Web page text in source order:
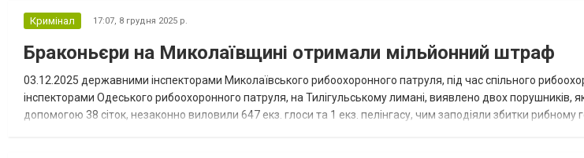
Кримінал 17:07, 8 грудня 2025 р.
Браконьєри на Миколаївщині отримали мільйонний штраф
03.12.2025 державними інспекторами Миколаївського рибоохоронного патруля, під час спільного
інспекторами Одеського рибоохоронного патруля, на Тилігульському лимані, виявлено двох порушників,
допомогою 38 сіток, незаконно виловили 647 екз. глоси та 1 екз. пелінгасу, чим заподіяли збитки рибному